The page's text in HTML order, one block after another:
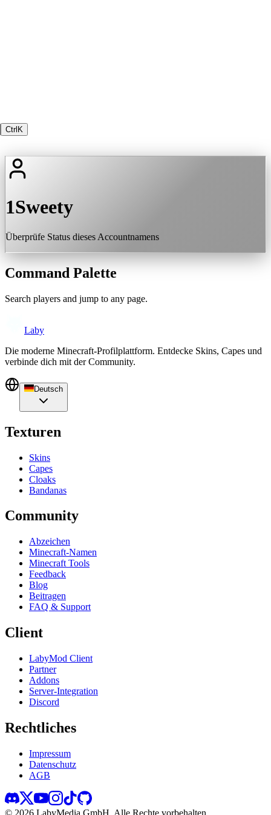
Ctrl K
1Sweety
Überprüfe Status dieses Accountnamens
Command Palette
Search players and jump to any page.
Laby
Die moderne Minecraft-Profilplattform. Entdecke Skins, Capes und
verbinde dich mit der Community.
Deutsch
Texturen
Skins
Capes
Cloaks
Bandanas
Community
Abzeichen
Minecraft-Namen
Minecraft Tools
Feedback
Blog
Beitragen
FAQ & Support
Client
LabyMod Client
Partner
Addons
Server-Integration
Discord
Rechtliches
Impressum
Datenschutz
AGB
© 2026 LabyMedia GmbH. Alle Rechte vorbehalten.